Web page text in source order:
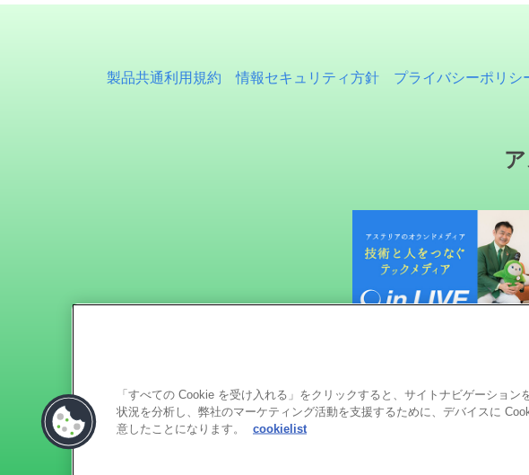
製品共通利用規約 情報セキュリティ方針 プライバシーポリシ
「すべての Cookie を受け入れる」をクリックすると、サイトナビゲーション
状況を分析し、弊社のマーケティング活動を支援するために、デバイスに
意したことになります。
cookielist